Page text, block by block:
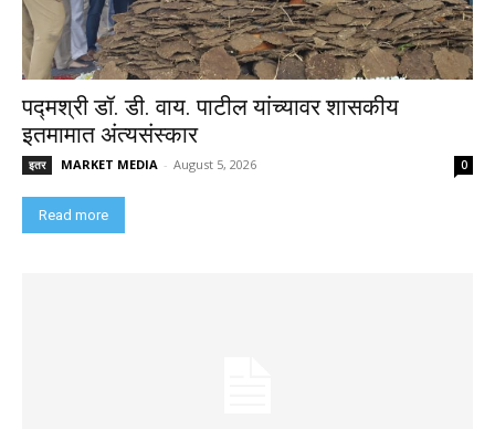
पद्मश्री डॉ. डी. वाय. पाटील यांच्यावर शासकीय
इतमामात अंत्यसंस्कार
इतर MARKET MEDIA - August 5, 2026 0
Read more